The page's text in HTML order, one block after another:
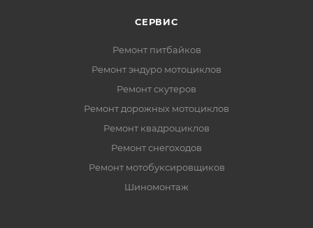
СЕРВИС
Ремонт питбайков
Ремонт эндуро мотоциклов
Ремонт скутеров
Ремонт дорожных мотоциклов
Ремонт квадроциклов
Ремонт снегоходов
Ремонт мотобуксировщиков
Шиномонтаж